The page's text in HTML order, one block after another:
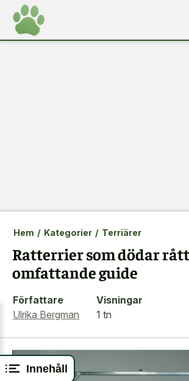
Innehåll
Hem / Kategorier / Terriärer
Ratterrier som dödar
omfattande guide
Författare
Ulrika Bergman
Visningar
1 tn